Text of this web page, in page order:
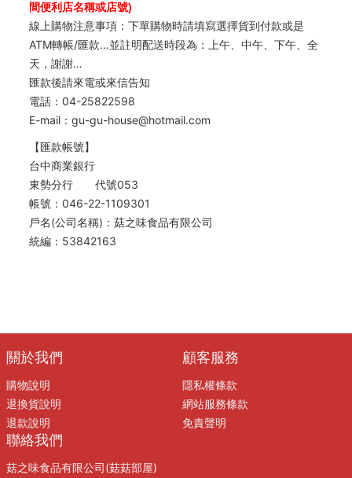
間便利店名稱或店號)
線上購物注意事項：下單購物時請填寫選擇貨到付款或是
ATM轉帳/匯款…並註明配送時段為：上午、中午、下午、全
天，謝謝…
匯款後請來電或來信告知
電話：04-25822598
E-mail：gu-gu-house@hotmail.com
【匯款帳號】
台中商業銀行
東勢分行 代號053
帳號：046-22-1109301
戶名(公司名稱)：菇之味食品有限公司
統編：53842163
關於我們
購物說明
退換貨說明
退款說明
顧客服務
隱私權條款
網站服務條款
免責聲明
聯絡我們
菇之味食品有限公司(菇菇部屋)